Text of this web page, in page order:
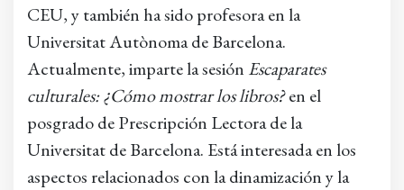
CEU, y también ha sido profesora en la
Universitat Autònoma de Barcelona.
Actualmente, imparte la sesión Escaparates
culturales: ¿Cómo mostrar los libros?en el
posgrado de Prescripción Lectora de la
Universitat de Barcelona. Está interesada en los
aspectos relacionados con la dinamización y la